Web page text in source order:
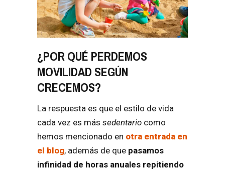
¿POR QUÉ PERDEMOS
MOVILIDAD SEGÚN
CRECEMOS?
La respuesta es que el estilo de vida
cada vez es más sedentario como
hemos mencionado en otra entrada en
el blog, además de que pasamos
infinidad de horas anuales repitiendo